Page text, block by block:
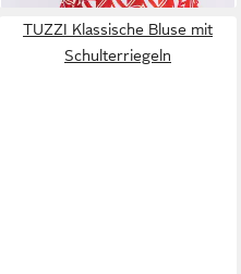
TUZZI Klassische Bluse mit
Schulterriegeln